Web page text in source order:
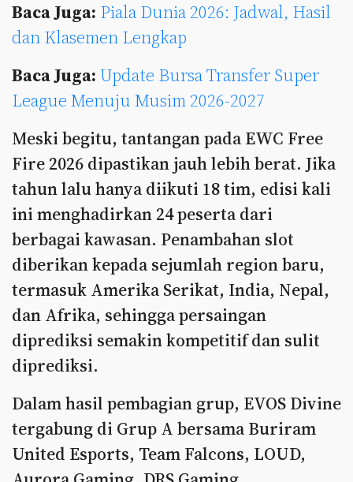
Baca Juga: Piala Dunia 2026: Jadwal, Hasil
dan Klasemen Lengkap
Baca Juga: Update Bursa Transfer Super
League Menuju Musim 2026-2027
Meski begitu, tantangan pada EWC Free
Fire 2026 dipastikan jauh lebih berat. Jika
tahun lalu hanya diikuti 18 tim, edisi kali
ini menghadirkan 24 peserta dari
berbagai kawasan. Penambahan slot
diberikan kepada sejumlah region baru,
termasuk Amerika Serikat, India, Nepal,
dan Afrika, sehingga persaingan
diprediksi semakin kompetitif dan sulit
diprediksi.
Dalam hasil pembagian grup, EVOS Divine
tergabung di Grup A bersama Buriram
United Esports, Team Falcons, LOUD,